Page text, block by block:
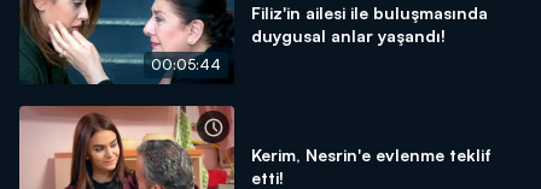
00:05:44
Filiz'in ailesi ile buluşmasında
duygusal anlar yaşandı!
Kerim, Nesrin'e evlenme teklif
etti!